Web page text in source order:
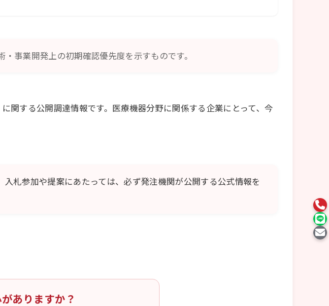
事業開発上の初期確認優先度を示すものです。
関する公開調達情報です。医療機器分野に関係する企業にとって、今
札参加や提案にあたっては、必ず発注機関が公開する公式情報を
ありますか？